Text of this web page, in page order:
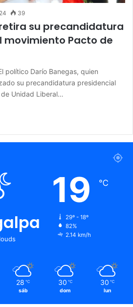
39
su precandidatura
movimiento Pacto de
político Darío Banegas, quien
su precandidatura presidencial
Unidad Liberal…
19 ℃
29º - 18º
82%
2.14 km/h
28 ℃
sáb
30 ℃
dom
30 ℃
lun